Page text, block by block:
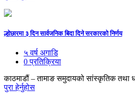
ल्होछारमा ३ दिन सार्वजनिक बिदा दिने सरकारको निर्णय
५ वर्ष अगाडि
0 प्रतिक्रिया
काठमाडौं – तामाङ समुदायको सांस्कृतिक तथा
पुरा हेर्नुहोस